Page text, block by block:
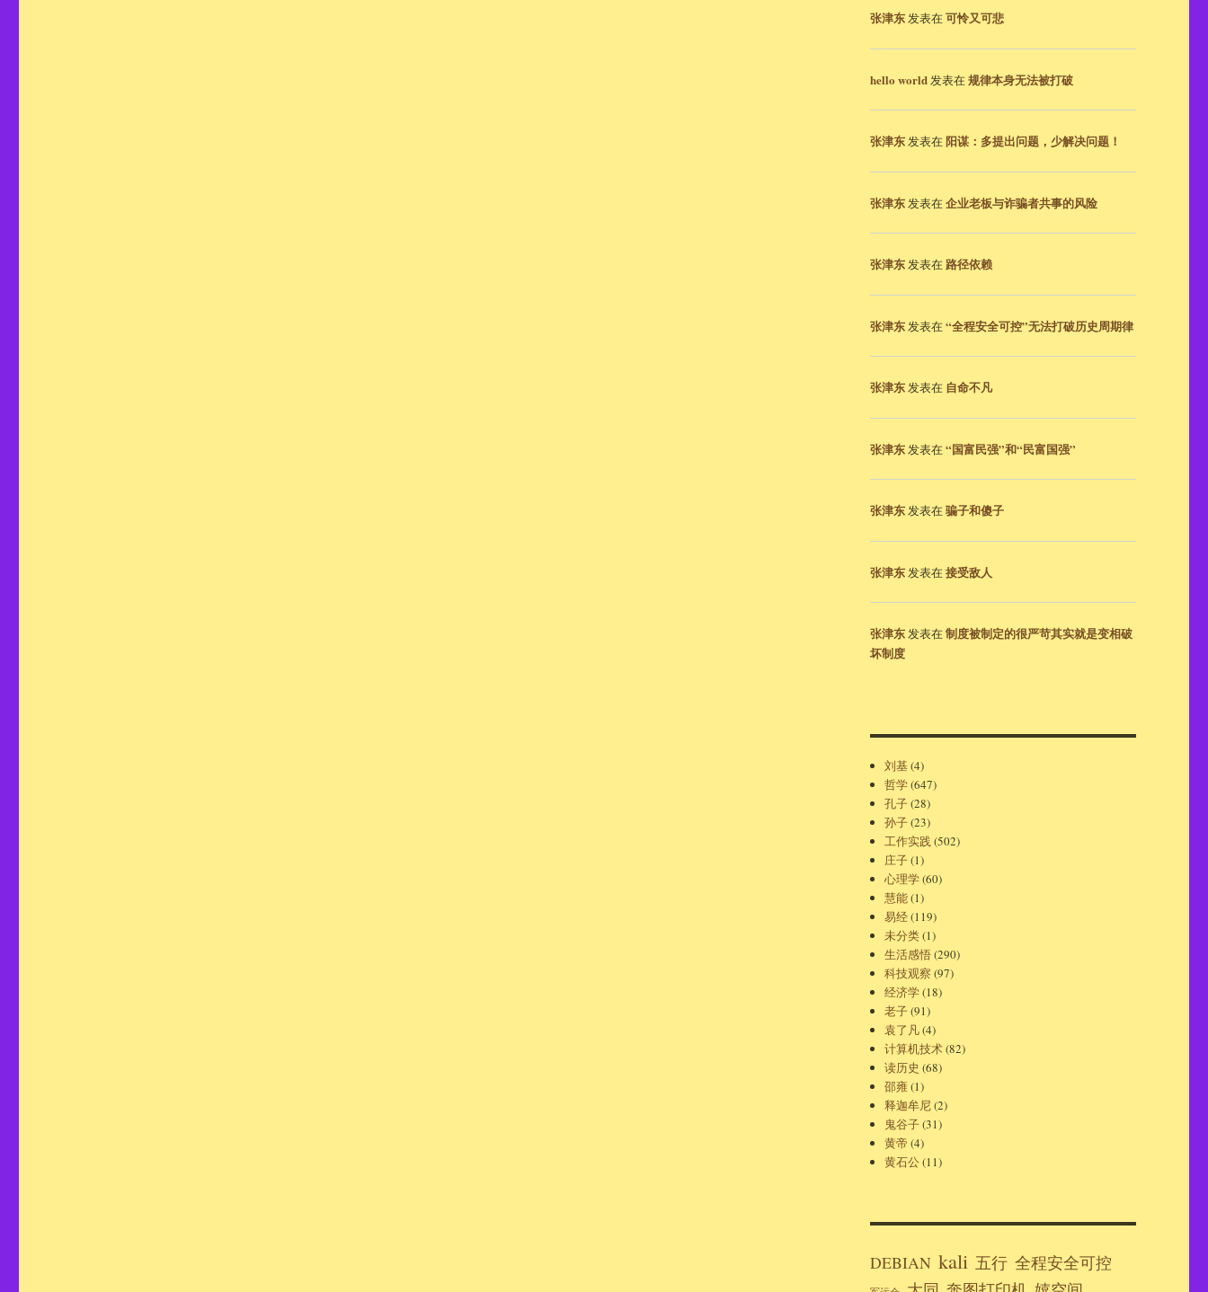
张津东发表在可怜又可悲
hello world发表在规律本身无法被打破
张津东发表在阳谋：多提出问题，少解决问题！
张津东发表在企业老板与诈骗者共事的风险
张津东发表在 路径依赖
张津东发表在“全程安全可控”无法打破历史周期律
张津东发表在 自命不凡
张津东发表在“国富民强”和“民富国强”
张津东发表在骗子和傻子
张津东发表在接受敌人
张津东发表在制度被制定的很严苛其实就是变相破
坏制度
刘基(4)
哲学(647)
孔子(28)
孙子(23)
工作实践(502)
庄子(1)
心理学(60)
慧能(1)
易经(119)
未分类(1)
生活感悟(290)
科技观察 (97)
经济学(18)
老子(91)
袁了凡(4)
计算机技术(82)
读历史 (68)
邵雍(1)
释迦牟尼(2)
鬼谷子(31)
黄帝 (4)
黄石公(11)
DEBIAN kali 五行 全程安全可控